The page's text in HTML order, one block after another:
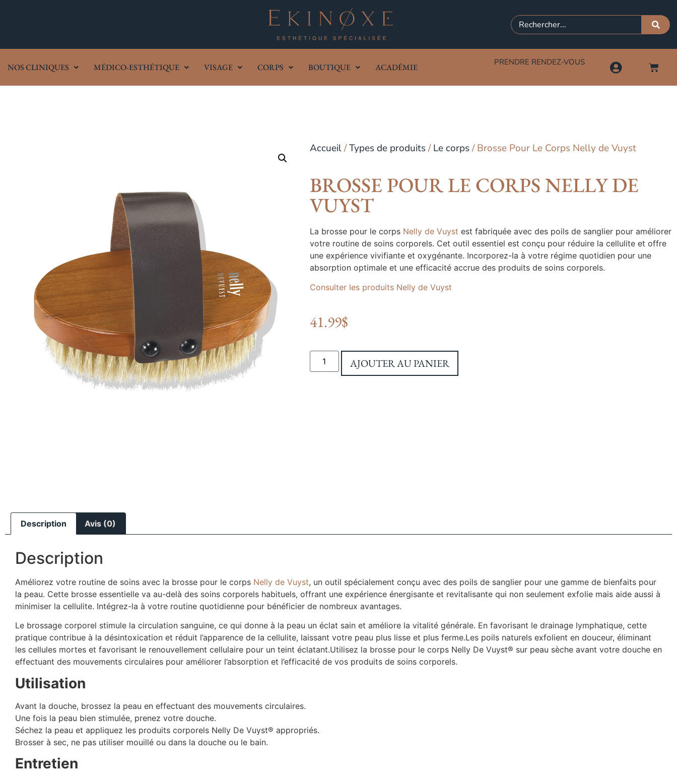
NOS CLINIQUES MÉDICO-ESTHÉTIQUE VISAGE CORPS BOUTIQUE ACADÉMIE PRENDRE RENDEZ-VOUS
Accueil/Types de produits/Le corps/ Brosse Pour Le Corps Nelly de Vuyst
BROSSE POUR LE CORPS NELLY DE
VUYST
La brosse pour le corps Nelly de Vuyst est fabriquée avec des poils de sanglier pour améliorer
votre routine de soins corporels. Cet outil essentiel est conçu pour réduire la cellulite et offre
une expérience vivifiante et oxygénante. Incorporez-la à votre régime quotidien pour une
absorption optimale et une efficacité accrue des produits de soins corporels.
Consulter les produits Nelly de Vuyst
41.99$
AJOUTER AU PANIER
Description Avis (0)
Description
Améliorez votre routine de soins avec la brosse pour le corps Nelly de Vuyst, un outil spécialement conçu avec des poils de sanglier pour une gamme de bienfaits pour
la peau. Cette brosse essentielle va au-delà des soins corporels habituels, offrant une expérience énergisante et revitalisante qui non seulement exfolie mais aide aussi à
minimiser la cellulite. Intégrez-la à votre routine quotidienne pour bénéficier de nombreux avantages.
Le brossage corporel stimule la circulation sanguine, ce qui donne à la peau un éclat sain et améliore la vitalité générale. En favorisant le drainage lymphatique, cette
pratique contribue à la désintoxication et réduit l’apparence de la cellulite, laissant votre peau plus lisse et plus ferme.Les poils naturels exfolient en douceur, éliminant
les cellules mortes et favorisant le renouvellement cellulaire pour un teint éclatant.Utilisez la brosse pour le corps Nelly De Vuyst® sur peau sèche avant votre douche en
effectuant des mouvements circulaires pour améliorer l’absorption et l’efficacité de vos produits de soins corporels.
Utilisation
Avant la douche, brossez la peau en effectuant des mouvements circulaires.
Une fois la peau bien stimulée, prenez votre douche.
Séchez la peau et appliquez les produits corporels Nelly De Vuyst® appropriés.
Brosser à sec, ne pas utiliser mouillé ou dans la douche ou le bain.
Entretien